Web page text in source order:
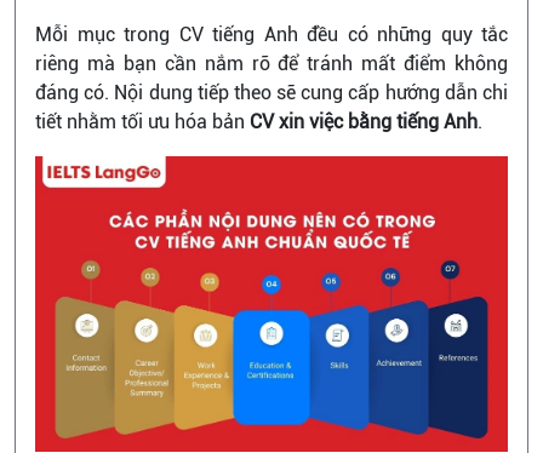
Mỗi mục trong CV tiếng Anh đều có những quy tắc
riêng mà bạn cần nắm rõ để tránh mất điểm không
đáng có. Nội dung tiếp theo sẽ cung cấp hướng dẫn chi
tiết nhằm tối ưu hóa bản CV xin việc bằng tiếng Anh.